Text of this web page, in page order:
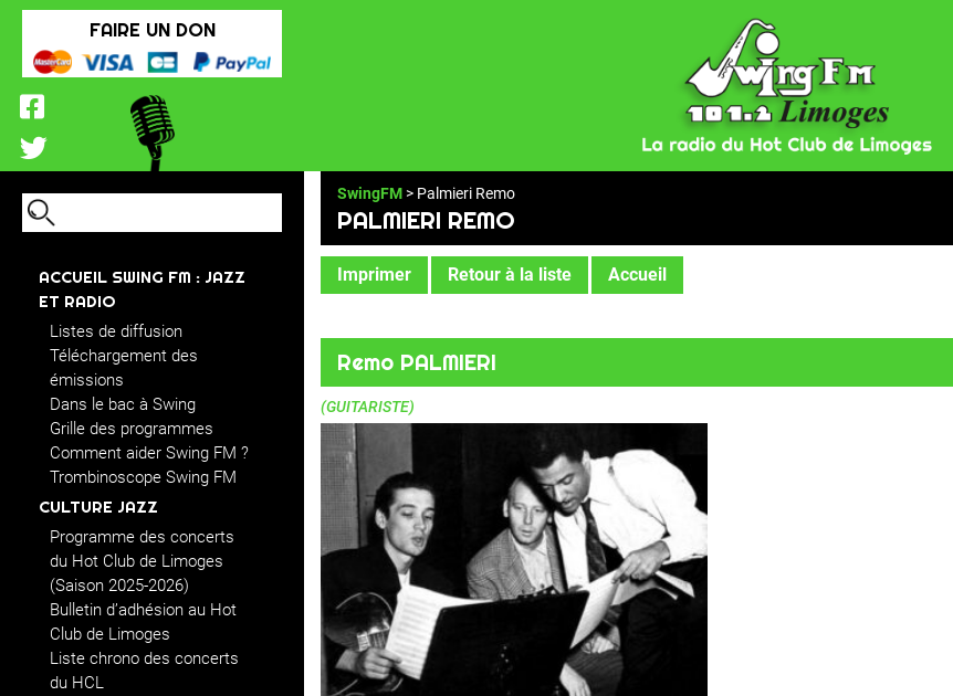
FAIRE UN DON
ACCUEIL SWING FM : JAZZ
ET RADIO
Listes de diffusion
Téléchargement des
émissions
Dans le bac à Swing
Grille des programmes
Comment aider Swing FM ?
Trombinoscope Swing FM
CULTURE JAZZ
Programme des concerts
du Hot Club de Limoges
(Saison 2025-2026)
Bulletin d’adhésion au Hot
Club de Limoges
Liste chrono des concerts
du HCL
SwingFM > Palmieri Remo
PALMIERI REMO
Imprimer Retour à la liste Accueil
Remo PALMIERI
(GUITARISTE)